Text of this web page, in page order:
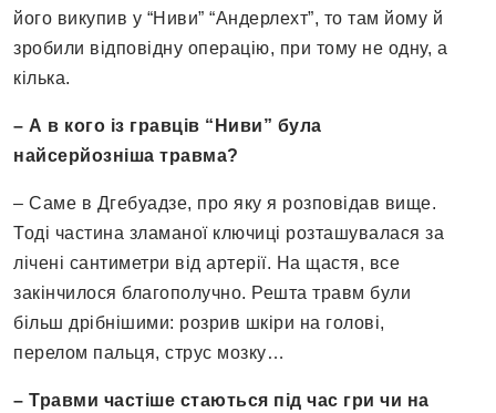
його викупив у “Ниви” “Андерлехт”, то там йому й
зробили відповідну операцію, при тому не одну, а
кілька.
– А в кого із гравців “Ниви” була
найсерйозніша травма?
– Саме в Дгебуадзе, про яку я розповідав вище.
Тоді частина зламаної ключиці розташувалася за
лічені сантиметри від артерії. На щастя, все
закінчилося благополучно. Решта травм були
більш дрібнішими: розрив шкіри на голові,
перелом пальця, струс мозку…
– Травми частіше стаються під час гри чи на